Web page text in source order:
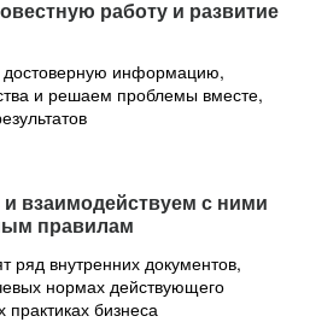
работу и развитие
достоверную информацию,
и решаем проблемы вместе,
взаимодействуем с ними
правилам
внутренних документов,
нормах действующего
практиках бизнеса